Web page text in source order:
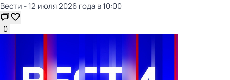
Вести - 12 июля 2026 года в 10:00
0